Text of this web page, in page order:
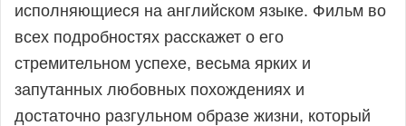
исполняющиеся на английском языке. Фильм во
всех подробностях расскажет о его
стремительном успехе, весьма ярких и
запутанных любовных похождениях и
достаточно разгульном образе жизни, который